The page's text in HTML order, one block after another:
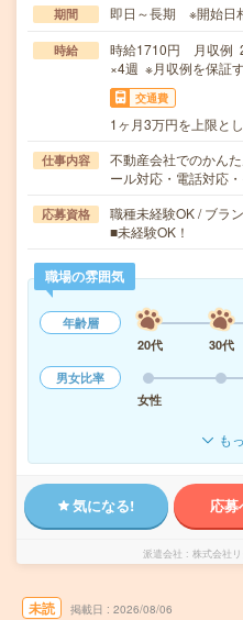
期間 即日～長期 ※開始日
時給
時給1710円 月収例
×4週 ※月収例を保証
交通費
1ヶ月3万円を上限と
仕事内容
不動産会社でのかん
ール対応・電話対応
応募資格
職種未経験OK / ブラ
■未経験OK！
職場の雰囲気
年齢層
20代
30代
男女比率
女性
も
気になる! 応
派遣会社 株式会社
未読 掲載日 2026/08/06